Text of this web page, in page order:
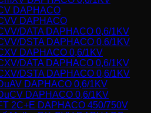
DAPHACO
DAPHACO
DATA DAPHACO 0,6/1KV
DSTA DAPHACO 0,6/1KV
DAPHACO 0,6/1KV
DATA DAPHACO 0,6/1KV
DSTA DAPHACO 0,6/1KV
DAPHACO 0,6/1KV
DAPHACO 0,6/1KV
2C+E DAPHACO 450/750V